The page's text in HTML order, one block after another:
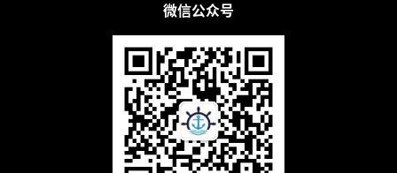
微信公众号